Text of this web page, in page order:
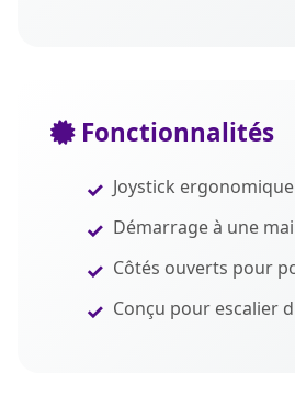
Fonctionnalités
Joystick ergonomique
Démarrage à une
Côtés ouverts pour
Conçu pour escalier